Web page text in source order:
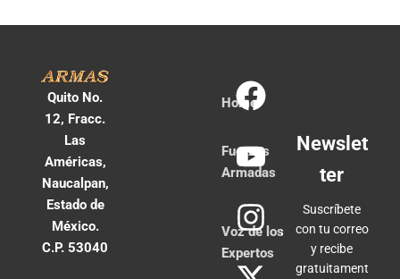
Quito No.
12, Fracc.
Las
Américas,
Naucalpan,
Estado de
México.
C.P. 53040
Home
Fuerzas
Armadas
Voz de los
Expertos
Newslet
ter
Suscríbete
con tu correo
y recibe
gratuitament